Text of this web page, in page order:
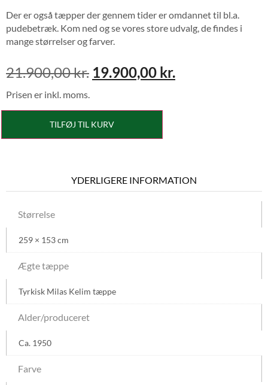
Der er også tæpper der gennem tider er omdannet til bl.a.
pudebetræk. Kom ned og se vores store udvalg, de findes i
mange størrelser og farver.
21.900,00kr. 19.900,00 kr.
Prisen er inkl. moms.
TILFØJ TIL KURV
YDERLIGERE INFORMATION
Størrelse
259 × 153 cm
Ægte tæppe
Tyrkisk Milas Kelim tæppe
Alder/produceret
Ca. 1950
Farve